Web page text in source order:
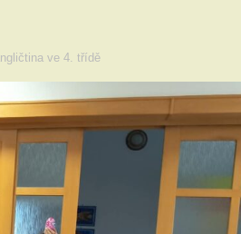
ve 4. třídě